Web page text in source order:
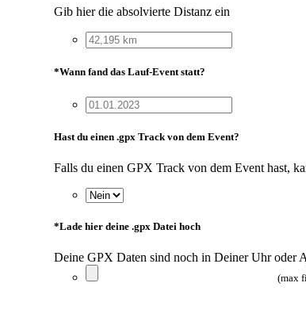
Gib hier die absolvierte Distanz ein
*Wann fand das Lauf-Event statt?
Hast du einen .gpx Track von dem Event?
Falls du einen GPX Track von dem Event hast,
*Lade hier deine .gpx Datei hoch
Deine GPX Daten sind noch in Deiner Uhr oder
(max